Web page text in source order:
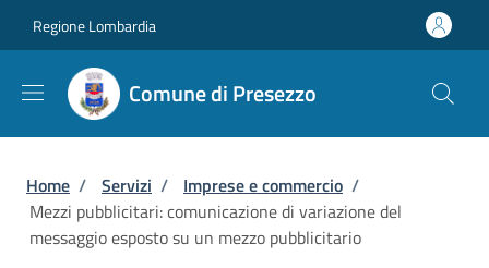
Regione Lombardia
Comune di Presezzo
Briciole di pane
Home / Servizi / Imprese e commercio /
Mezzi pubblicitari: comunicazione di variazione del
messaggio esposto su un mezzo pubblicitario